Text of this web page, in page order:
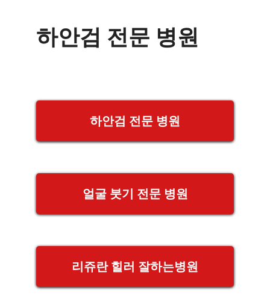
하안검 전문 병원
하안검 전문 병원
얼굴 붓기 전문 병원
리쥬란 힐러 잘하는병원